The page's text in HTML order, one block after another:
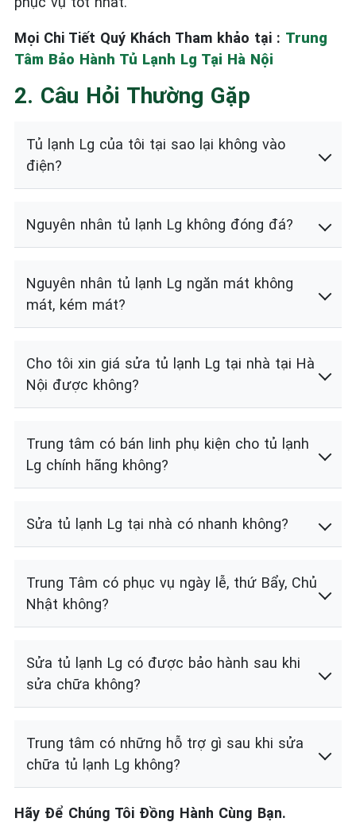
Mọi Chi Tiết Quý Khách Tham khảo tại : Trung
Tâm Bảo Hành Tủ Lạnh Lg Tại Hà Nội
2. Câu Hỏi Thường Gặp
Tủ lạnh Lg của tôi tại sao lại không vào
điện?
Nguyên nhân tủ lạnh Lg không đóng đá?
Nguyên nhân tủ lạnh Lg ngăn mát không
mát, kém mát?
Cho tôi xin giá sửa tủ lạnh Lg tại nhà tại Hà
Nội được không?
Trung tâm có bán linh phụ kiện cho tủ lạnh
Lg chính hãng không?
Sửa tủ lạnh Lg tại nhà có nhanh không?
Trung Tâm có phục vụ ngày lễ, thứ Bẩy, Chủ
Nhật không?
Sửa tủ lạnh Lg có được bảo hành sau khi
sửa chữa không?
Trung tâm có những hỗ trợ gì sau khi sửa
chữa tủ lạnh Lg không?
Hãy Để Chúng Tôi Đồng Hành Cùng Bạn.